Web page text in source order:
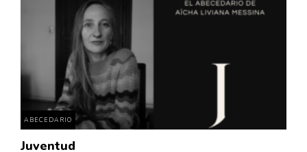
ABECEDARIO
Juventud